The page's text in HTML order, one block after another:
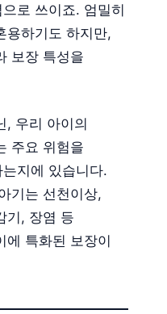
로 쓰이죠. 엄밀히
용하기도 하지만,
보장 특성을
, 우리 아이의
주요 위험을
지에 있습니다.
기는 선천이상,
기, 장염 등
에 특화된 보장이